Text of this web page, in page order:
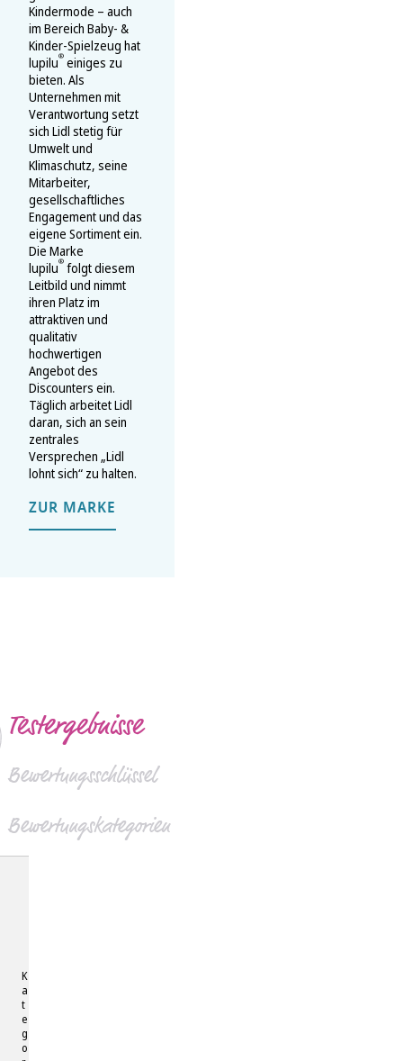
Kindermode – auch
im Bereich Baby- &
Kinder-Spielzeug hat
lupilu® einiges zu
bieten. Als
Unternehmen mit
Verantwortung setzt
sich Lidl stetig für
Umwelt und
Klimaschutz, seine
Mitarbeiter,
gesellschaftliches
Engagement und das
eigene Sortiment ein.
Die Marke
lupilu® folgt diesem
Leitbild und nimmt
ihren Platz im
attraktiven und
qualitativ
hochwertigen
Angebot des
Discounters ein.
Täglich arbeitet Lidl
daran, sich an sein
zentrales
Versprechen „Lidl
lohnt sich“ zu halten.
ZUR MARKE
Testergebnisse
Bewertungsschlüssel
Bewertungskategorien